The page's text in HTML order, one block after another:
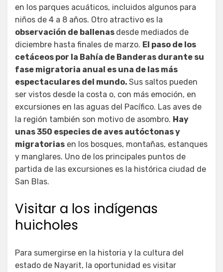
en los parques acuáticos, incluidos algunos para
niños de 4 a 8 años. Otro atractivo es la
observación de ballenas desde mediados de
diciembre hasta finales de marzo. El paso de los
cetáceos por la Bahía de Banderas durante su
fase migratoria anual es una de las más
espectaculares del mundo. Sus saltos pueden
ser vistos desde la costa o, con más emoción, en
excursiones en las aguas del Pacífico. Las aves de
la región también son motivo de asombro. Hay
unas 350 especies de aves autóctonas y
migratorias en los bosques, montañas, estanques
y manglares. Uno de los principales puntos de
partida de las excursiones es la histórica ciudad de
San Blas.
Visitar a los indígenas
huicholes
Para sumergirse en la historia y la cultura del
estado de Nayarit, la oportunidad es visitar